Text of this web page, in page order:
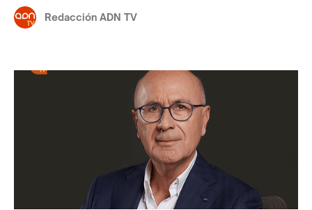
Redacción ADN TV